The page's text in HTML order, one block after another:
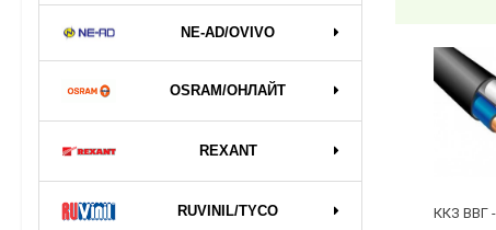
NE-AD/OVIVO
OSRAM/ОНЛАЙТ
REXANT
RUVINIL/TYCO ККЗ ВВГ